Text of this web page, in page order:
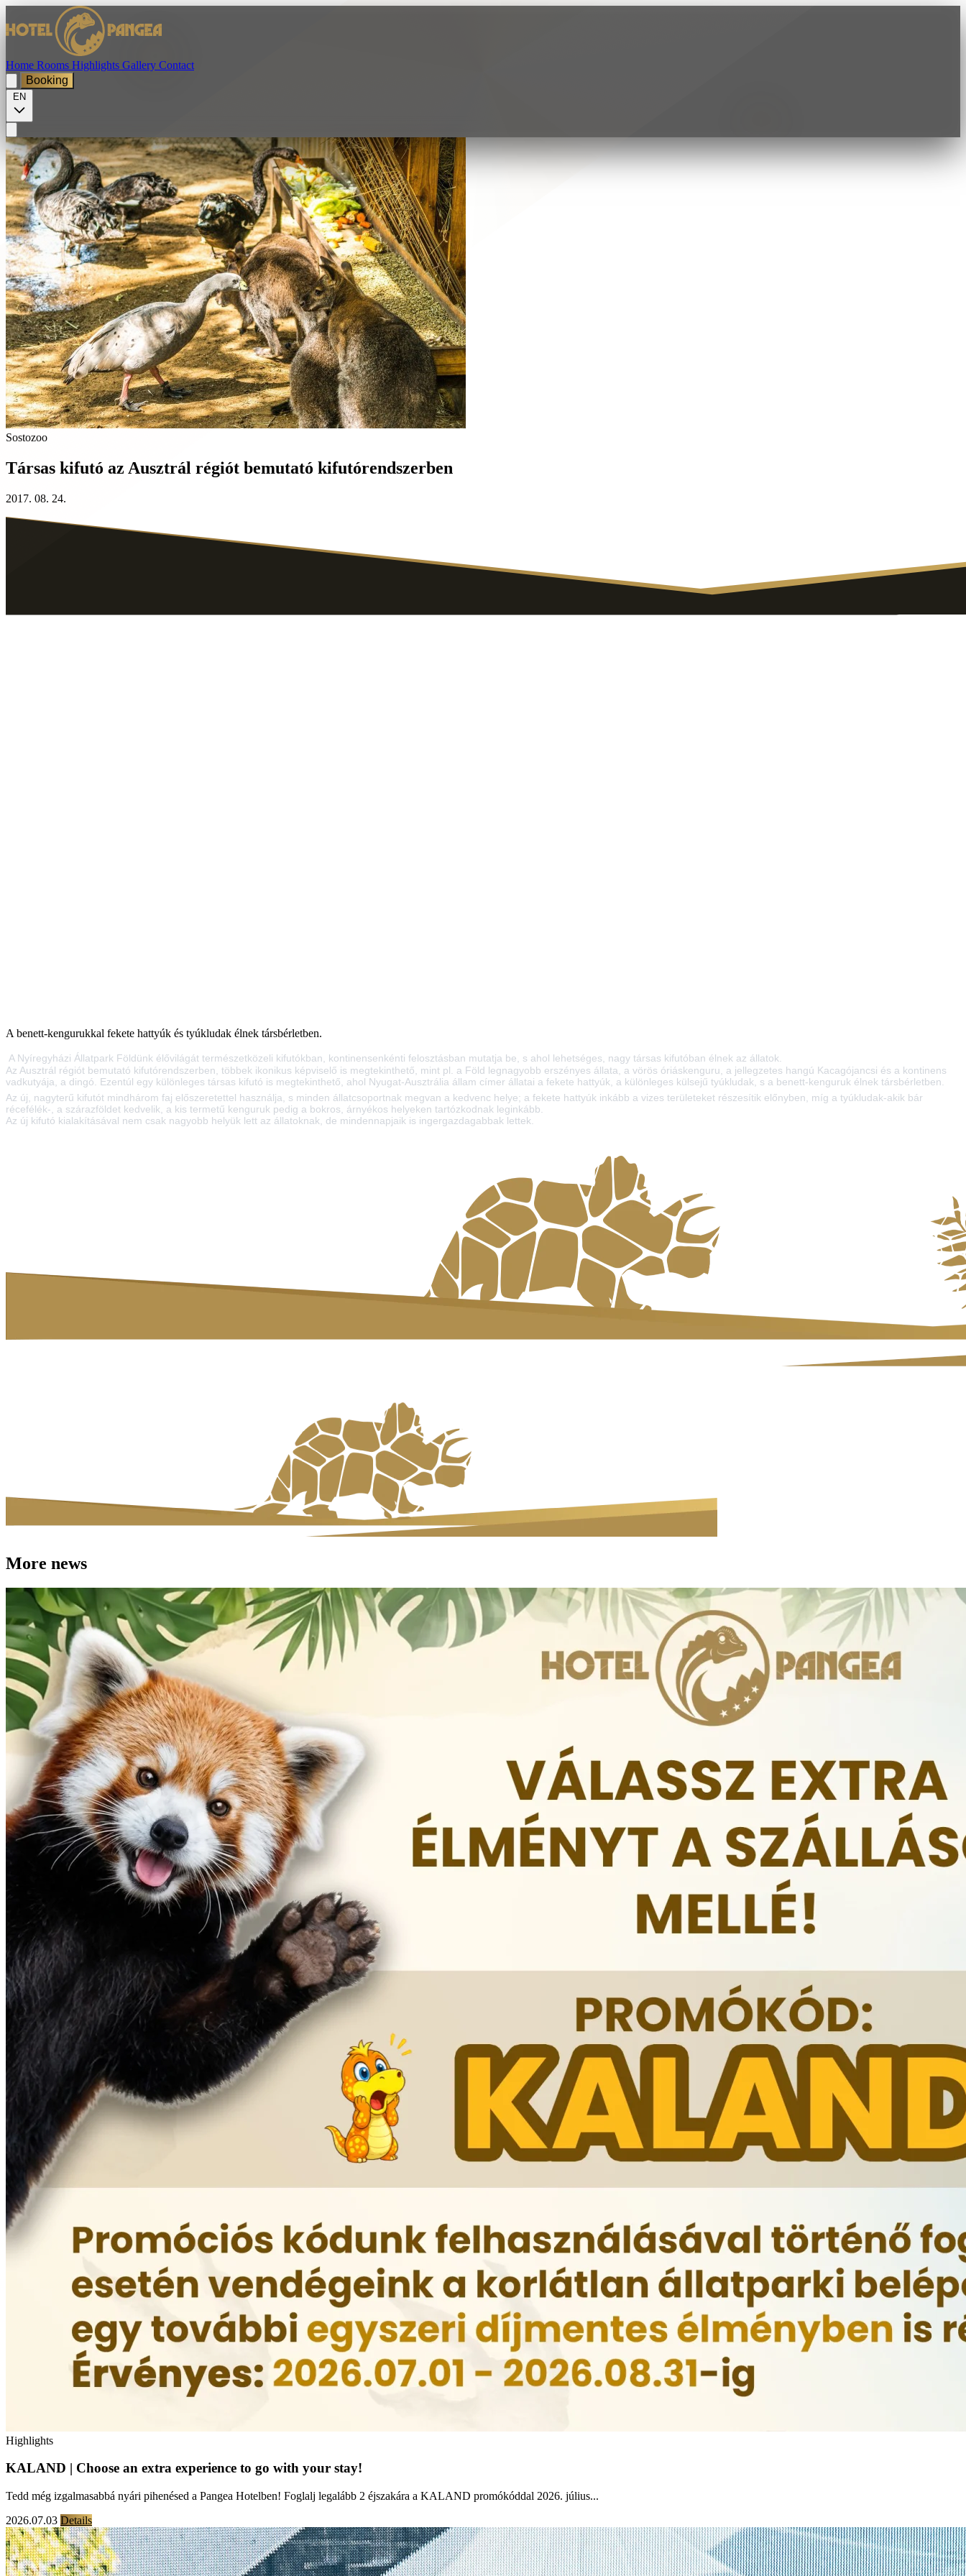
Home Rooms Highlights Gallery Contact
Booking
EN
Sostozoo
Társas kifutó az Ausztrál régiót bemutató kifutórendszerben
2017. 08. 24.
A benett-kengurukkal fekete hattyúk és tyúkludak élnek társbérletben.
A Nyíregyházi Állatpark Földünk élővilágát természetközeli kifutókban, kontinensenkénti felosztásban mutatja be, s ahol lehetséges, nagy társas kifutóban élnek az állatok.
Az Ausztrál régiót bemutató kifutórendszerben, többek ikonikus képviselő is megtekinthető, mint pl. a Föld legnagyobb erszényes állata, a vörös óriáskenguru, a jellegzetes hangú Kacagójancsi és a kontinens
vadkutyája, a dingó. Ezentúl egy különleges társas kifutó is megtekinthető, ahol Nyugat-Ausztrália állam címer állatai a fekete hattyúk, a különleges külsejű tyúkludak, s a benett-kenguruk élnek társbérletben.
Az új, nagyterű kifutót mindhárom faj előszeretettel használja, s minden állatcsoportnak megvan a kedvenc helye; a fekete hattyúk inkább a vizes területeket részesítik előnyben, míg a tyúkludak-akik bár
récefélék-, a szárazföldet kedvelik, a kis termetű kenguruk pedig a bokros, árnyékos helyeken tartózkodnak leginkább.
Az új kifutó kialakításával nem csak nagyobb helyük lett az állatoknak, de mindennapjaik is ingergazdagabbak lettek.
More news
Highlights
KALAND | Choose an extra experience to go with your stay!
Tedd még izgalmasabbá nyári pihenésed a Pangea Hotelben! Foglalj legalább 2 éjszakára a KALAND promókóddal 2026. július...
2026.07.03 Details